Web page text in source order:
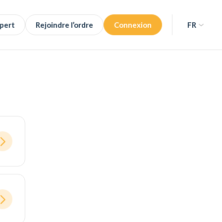
Rejoindre l’ordre Connexion FR